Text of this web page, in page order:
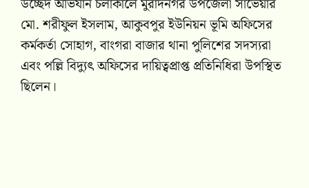
উচ্ছেদ অভিযান চলাকালে মুরাদনগর উপজেলা সার্ভেয়ার
মো. শরীফুল ইসলাম, আকুবপুর ইউনিয়ন ভূমি অফিসের
কর্মকর্তা সোহাগ, বাংগরা বাজার থানা পুলিশের সদস্যরা
এবং পল্লি বিদ্যুৎ অফিসের দায়িত্বপ্রাপ্ত প্রতিনিধিরা উপস্থিত
ছিলেন।